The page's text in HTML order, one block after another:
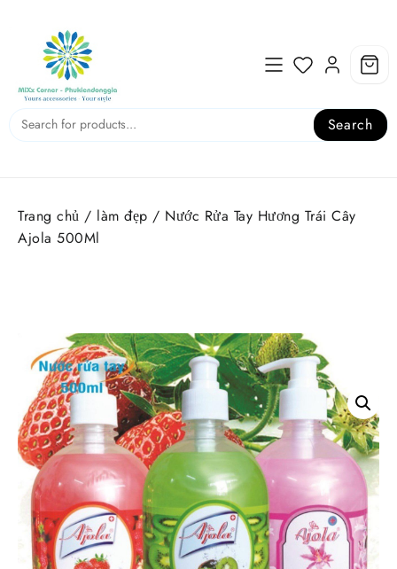
content
Search
Trang chủ / làm đẹp / Nước Rửa Tay Hương Trái Cây
Ajola 500Ml